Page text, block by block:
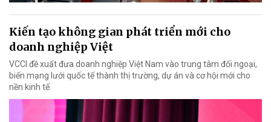
Kiến tạo không gian phát triển mới cho
doanh nghiệp Việt
VCCI đề xuất đưa doanh nghiệp Việt Nam vào trung tâm đối ngoại,
biến mạng lưới quốc tế thành thị trường, dự án và cơ hội mới cho
nền kinh tế.